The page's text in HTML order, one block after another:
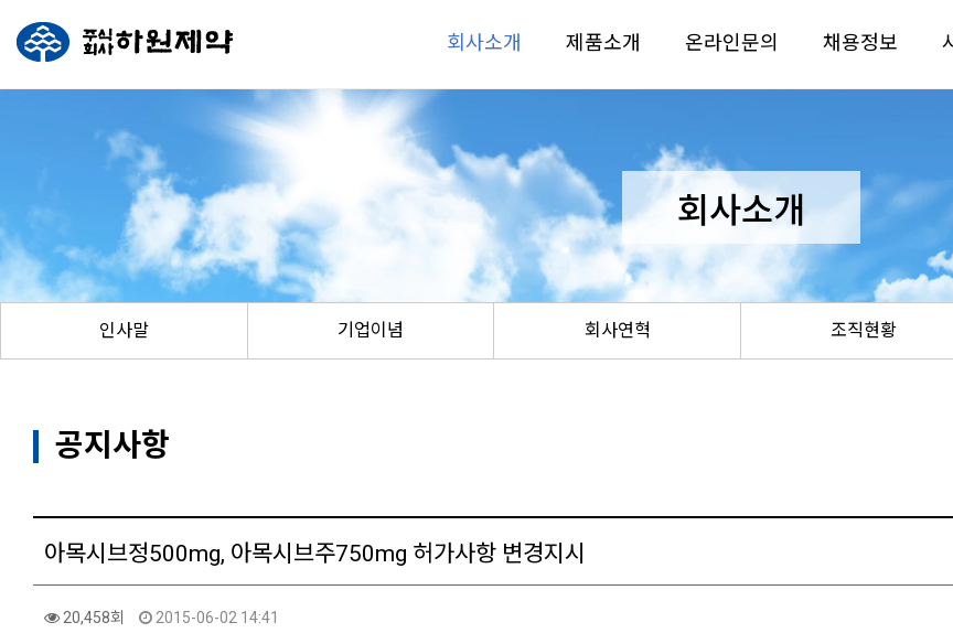
회사소개 제품소개 온라인문의 채용정보
회사소개
인사말 기업이념 회사연혁 조직현황
공지사항
아목시브정500mg, 아목시브주750mg 허가사항 변경지시
20,458회 2015-06-02 14:41